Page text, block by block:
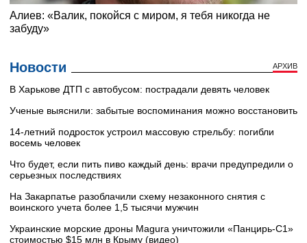
Новости АРХИВ
В Харькове ДТП с автобусом: пострадали девять человек
Ученые выяснили: забытые воспоминания можно восстановить
14-летний подросток устроил массовую стрельбу: погибли
восемь человек
Что будет, если пить пиво каждый день: врачи предупредили о
серьезных последствиях
На Закарпатье разоблачили схему незаконного снятия с
воинского учета более 1,5 тысячи мужчин
Украинские морские дроны Magura уничтожили «Панцирь-С1»
стоимостью $15 млн в Крыму (видео)